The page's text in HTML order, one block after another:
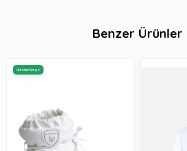
Benzer Ürünler
Ücretsiz Kargo